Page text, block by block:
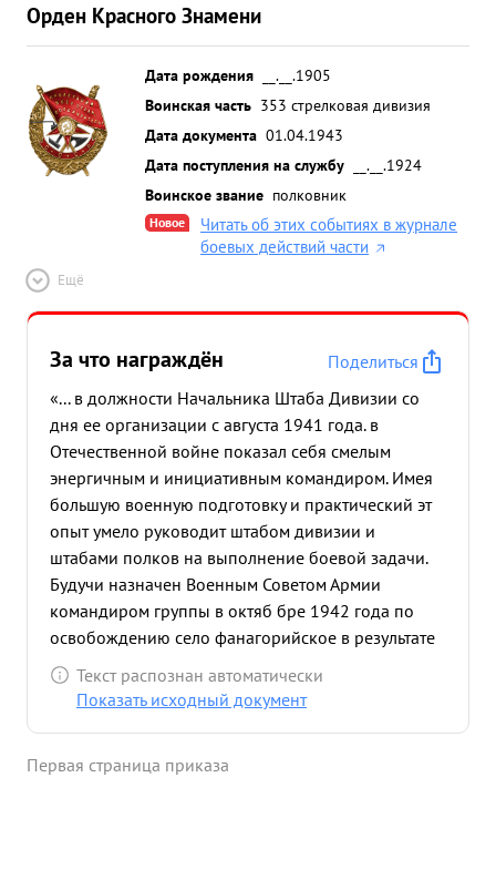
Орден Красного Знамени
Дата рождения
__.__.1905
Воинская часть 353 стрелковая дивизия
Дата документа 01.04.1943
Дата поступления на службу
__.__.1924
Воинское звание полковник
Новое
Читать об этих событиях в журнале
боевых действий части
Ещё
За что награждён
Поделиться
«... в должности Начальника Штаба Дивизии со
дня ее организации с августа 1941 года. в
Отечественной войне показал себя смелым
энергичным и инициативным командиром. Имея
большую военную подготовку и практический эт
опыт умело руководит штабом дивизии и
штабами полков на выполнение боевой задачи.
Будучи назначен Военным Советом Армии
командиром группы в октяб бре 1942 года по
освобождению село фанагорийское в результате
правил ного его личного руководства боевая
задача была выполнена в этом бою было
уничтожению Семаш ховской группировки на
Текст распознан автоматически
Показать исходный документ
Первая страница приказа